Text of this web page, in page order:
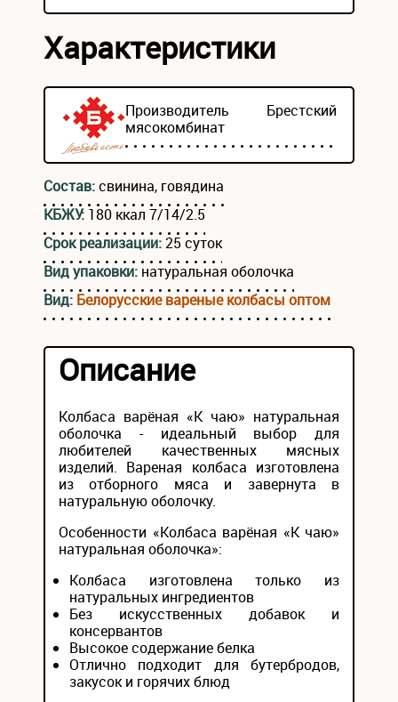
Характеристики
Производитель Брестский
мясокомбинат
Состав:свинина, говядина
КБЖУ: 180 ккал 7/14/2.5
Срок реализации:25 суток
Вид упаковки: натуральная оболочка
Вид: Белорусские вареные колбасы оптом
Описание
Колбаса варёная «К чаю» натуральная
оболочка - идеальный выбор для
любителей качественных мясных
изделий. Вареная колбаса изготовлена
из отборного мяса и завернута в
натуральную оболочку.
Особенности «Колбаса варёная «К чаю»
натуральная оболочка»:
Колбаса изготовлена только из
натуральных ингредиентов
Без искусственных добавок и
консервантов
Высокое содержание белка
Отлично подходит для бутербродов,
закусок и горячих блюд